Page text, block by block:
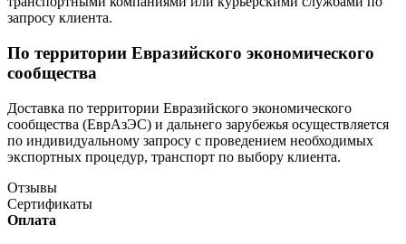
запросу клиента.
По территории Евразийского экономического
сообщества
Доставка по территории Евразийского экономического
сообщества (ЕврАзЭС) и дальнего зарубежья осуществляется
по индивидуальному запросу с проведением необходимых
экспортных процедур, транспорт по выбору клиента.
Отзывы
Сертификаты
Оплата